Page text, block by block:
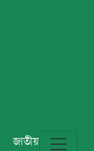
জাতীয় বিশ্ব